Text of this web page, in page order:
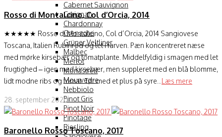
Cabernet Sauvignon
Carignan
Chardonnay
Grenache
Grüner Veltliner
Malbec
Merlot
Monastrell
Mourvedre
Nebbiolo
Pinot Gris
Pinot Noir
Pinotage
Riesling
Rosso di Montalcino, Col d’Orcia, 2014
★★★★★ Rosso di Montalcino, Col d’Orcia, 2014 Sangiovese
Toscana, Italien Rubinrød og let i farven. Pæn koncentreret næse
med mørke kirsebær og tomatplante. Middelfyldig i smagen med let
frugtighed – igen med kirsebær, men suppleret med en blå blomme,
lidt modne ribs og tomat. Tør med et plus på syre... Læs mere
28. september 2020
Baronello Rosso Toscano, 2017